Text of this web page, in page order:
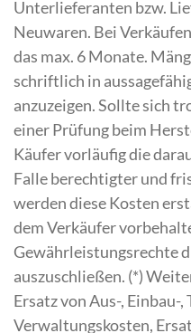
Unterlieferanten bzw.
Neuwaren. Bei
das max. 6 Monate.
schriftlich in
anzuzeigen. Sollte sich
einer Prüfung beim
Käufer vorläufig die
Falle berechtigter und
werden diese Kosten
dem Verkäufer
Gewährleistungsrechte
auszuschließen. (*)
Ersatz von Aus-, Einbau-
Verwaltungskosten,